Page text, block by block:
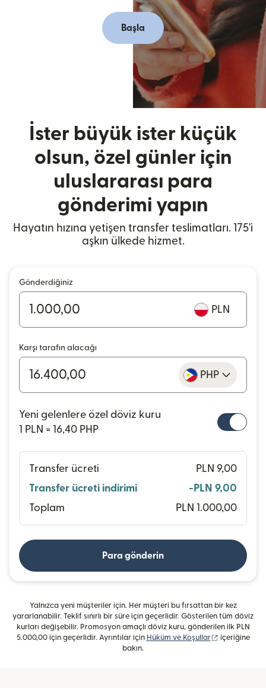
Başla
İster büyük ister küçük
olsun, özel günler için
uluslararası para
gönderimi yapın
Hayatın hızına yetişen transfer teslimatları. 175'i
aşkın ülkede hizmet.
Gönderdiğiniz
PLN
Karşı tarafın alacağı
PHP
Yeni gelenlere özel döviz kuru
1 PLN = 16,40 PHP
Transfer ücreti
PLN 9,00
Transfer ücreti indirimi
-PLN 9,00
Toplam
PLN 1.000,00
Para gönderin
Yalnızca yeni müşteriler için. Her müşteri bu fırsattan bir kez
yararlanabilir. Teklif sınırlı bir süre için geçerlidir. Gösterilen tüm döviz
kurları değişebilir. Promosyon amaçlı döviz kuru, gönderilen ilk PLN
5.000,00 için geçerlidir. Ayrıntılar için Hüküm ve Koşullar (yeni
içeriğine
bakın.